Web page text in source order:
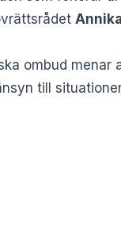
ombud menar
till